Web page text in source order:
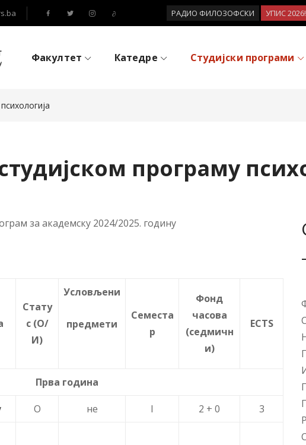
РАДИО ФИЛОЗОФСКИ УПИС
Факултет Катедре Студијски програми
програму
за академску 2024/2025. годину
Стату
с (О/
И)
Условљени
предмети
Семеста
р
Фонд
часова
(седмичн
и)
ECTS
Прва година
O не I 2 + 0 3